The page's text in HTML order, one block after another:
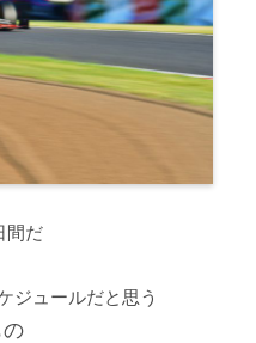
間だ
ジュールだと思う